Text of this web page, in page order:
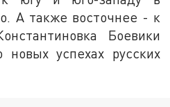
А также восточнее - к
Боевики
успехах русских